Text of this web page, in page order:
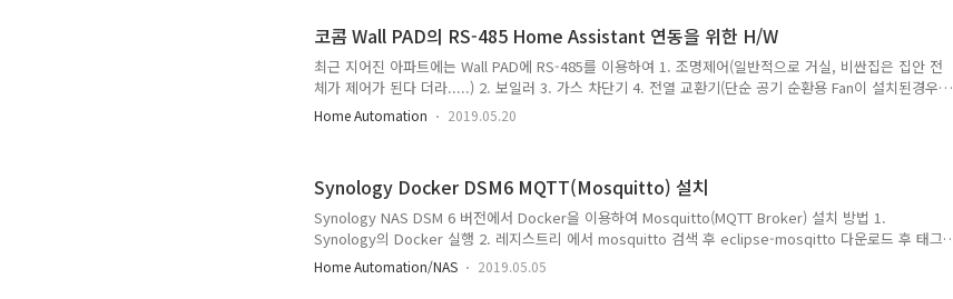
코콤 Wall PAD의 RS-485 Home Assistant 연동을 위한 H/W
최근 지어진 아파트에는 Wall PAD에 RS-485를 이용하여 1. 조명제어(일반적으로 거실, 비싼집은 집안 전
체가 제어가 된다 더라.....) 2. 보일러 3. 가스 차단기 4. 전열 교환기(단순 공기 순환용 Fan이 설치된경우도
있다.) 5. 일괄소등 스위치(엘리베이터 콜 포함) 6. 대기전력 차단 스위치 7. 시스템 에어컨 위의 6가지 모두
드이다. 오른쪽 상단에 여러개의 선이 한군데로..
Home Automation 2019.05.20
Synology Docker DSM6 MQTT(Mosquitto) 설치
Synology NAS DSM 6 버전에서 Docker을 이용하여 Mosquitto(MQTT Broker) 설치 방법 1.
Synology의 Docker 실행 2. 레지스트리 에서 mosquitto 검색 후 eclipse-mosqitto 다운로드 후 태그
선택 화면에서 latest 선택 3. 메뉴의 이미지에 1 숫자 활성화 되고 다운로드 완료후 실행 버튼 활성화 됨
4. 이미지의 eclipse-mosqitto:latest 더블클릭 후 컨테이너 생성 화면에서 4-1 컨테이너 이름 eclipse-
Home Automation/NAS 2019.05.05